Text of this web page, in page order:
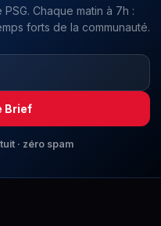
Chaque matin à 7h :
forts de la communauté.
Brief
· zéro spam